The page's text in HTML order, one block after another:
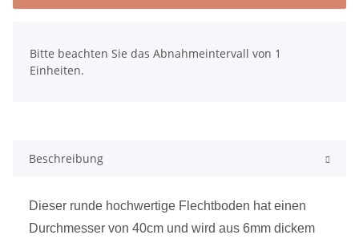
Bitte beachten Sie das Abnahmeintervall von 1
Einheiten.
Beschreibung
Dieser runde hochwertige Flechtboden hat einen
Durchmesser von 40cm und wird aus 6mm dickem